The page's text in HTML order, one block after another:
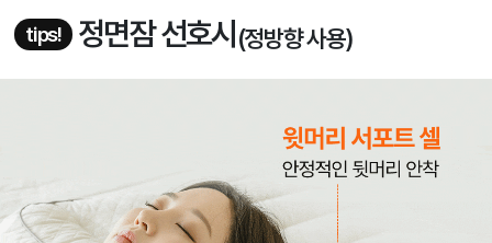
tips! 정면잠 선호시 (정방향 사용)